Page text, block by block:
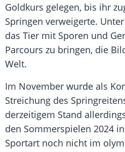
Goldkurs gelegen, bis ihr
Springen verweigerte.
das Tier mit Sporen und
Parcours zu bringen, die
Welt.
Im November wurde als
Streichung des
derzeitigem Stand
den Sommerspielen 2024
Sportart noch nicht im